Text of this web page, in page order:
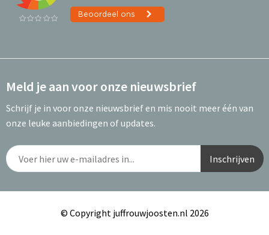
Meld je aan voor onze nieuwsbrief
Schrijf je in voor onze nieuwsbrief en mis nooit meer één van
onze leuke aanbiedingen of updates.
© Copyright juffrouwjoosten.nl 2026